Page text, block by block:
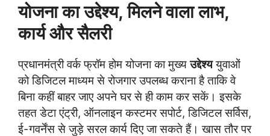
योजना का उद्देश्य, मिलने वाला लाभ,
कार्य और सैलरी
प्रधानमंत्री वर्क फ्रॉम होम योजना का मुख्यउद्देश्ययुवाओं
को डिजिटल माध्यम से रोजगार उपलब्ध कराना है ताकि वे
बिना कहीं बाहर जाए अपने घर से ही काम कर सकें। इसके
तहत डेटा एंट्री, ऑनलाइन कस्टमर सपोर्ट, डिजिटल सर्विस,
ई-गवर्नेंस से जुड़े सरल कार्य दिए जा सकते हैं। खास तौर पर